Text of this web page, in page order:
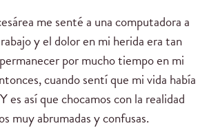
me senté a una computadora a
y el dolor en mi herida era tan
por mucho tiempo en mi
cuando sentí que mi vida había
es así que chocamos con la realidad
muy abrumadas y confusas.